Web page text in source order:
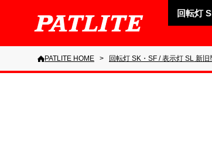
回転灯
PATLITE HOME 回転灯 SK・SF / 表示灯 SL 新旧